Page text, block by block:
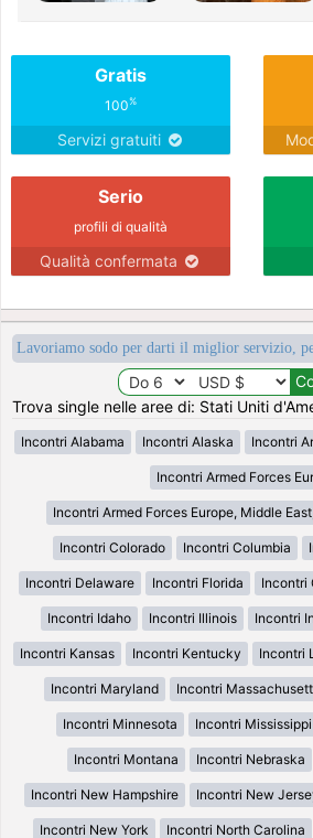
Gratis
100%
Servizi gratuiti
Serio
profili di qualità
Qualità confermata
Lavoriamo sodo per darti il miglior servizio,
Trova single nelle aree di: Stati Uniti
Incontri Alabama Incontri Alaska Incontri
Incontri Armed Forces
Incontri Armed Forces Europe, Middle East,
Incontri Colorado Incontri Columbia
Incontri Delaware Incontri Florida Incontri
Incontri Idaho Incontri Illinois Incontri
Incontri Kansas Incontri Kentucky Incontri
Incontri Maryland Incontri
Incontri Minnesota Incontri Mississippi
Incontri Montana Incontri Nebraska
Incontri New Hampshire Incontri New
Incontri New York Incontri North Carolina